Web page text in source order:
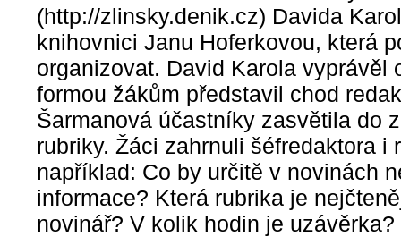
(http://zlinsky.denik.cz) Davida
knihovnici Janu Hoferkovou, která
organizovat. David Karola vyprávěl
formou žákům představil chod
Šarmanová účastníky zasvětila do
rubriky. Žáci zahrnuli šéfredaktora i
například: Co by určitě v novinách
informace? Která rubrika je
novinář? V kolik hodin je uzávěrka?